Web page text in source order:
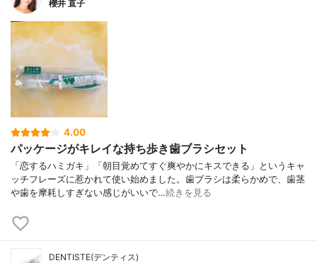
櫻井 直子
4.00
パッケージがキレイな持ち歩き歯ブラシセット
「恋するハミガキ」「朝目覚めてすぐ爽やかにキスできる」というキャ
ッチフレーズに惹かれて使い始めました。歯ブラシは柔らかめで、歯茎
や歯を摩耗しすぎない感じがいいで…続きを見る
DENTISTE(デンティス)